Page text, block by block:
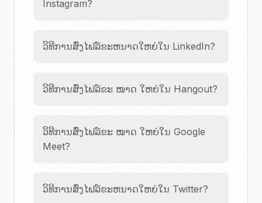
Instagram?
ວິທີການສົ່ງໄຟລ໌ຂະຫນາດໃຫຍ່ໃນ LinkedIn?
ວິທີການສົ່ງໄຟລ໌ຂະ ໜາດ ໃຫຍ່ໃນ Hangout?
ວິທີການສົ່ງໄຟລ໌ຂະ ໜາດ ໃຫຍ່ໃນ Google
Meet?
ວິທີການສົ່ງໄຟລ໌ຂະຫນາດໃຫຍ່ໃນ Twitter?